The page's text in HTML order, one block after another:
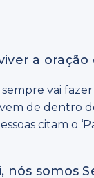
a oração
vai fazer
de dentro
citam o
nós somos